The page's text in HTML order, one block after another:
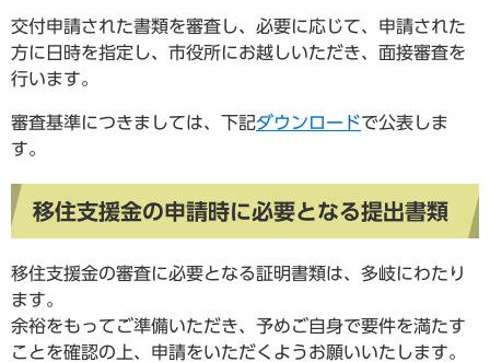
交付申請された書類を審査し、必要に応じて、申請された
方に日時を指定し、市役所にお越しいただき、面接審査を
行います。
審査基準につきましては、下記ダウンロードで公表しま
す。
移住支援金の申請時に必要となる提出書類
移住支援金の審査に必要となる証明書類は、多岐にわたり
ます。
余裕をもってご準備いただき、予めご自身で要件を満たす
ことを確認の上、申請をいただくようお願いいたします。